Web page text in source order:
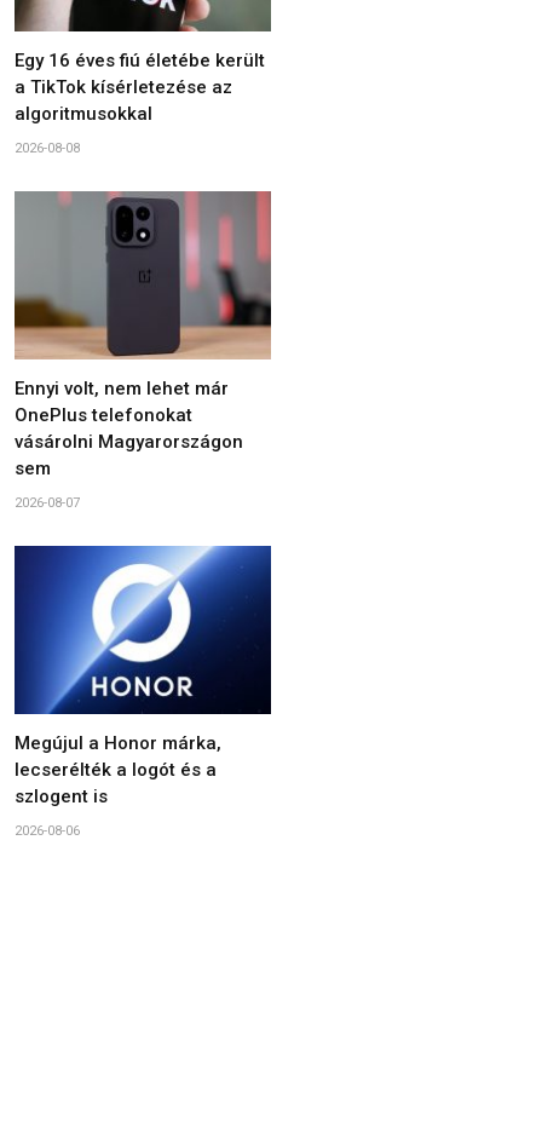
Egy 16 éves fiú életébe került
a TikTok kísérletezése az
algoritmusokkal
2026-08-08
Ennyi volt, nem lehet már
OnePlus telefonokat
vásárolni Magyarországon
sem
2026-08-07
Megújul a Honor márka,
lecserélték a logót és a
szlogent is
2026-08-06